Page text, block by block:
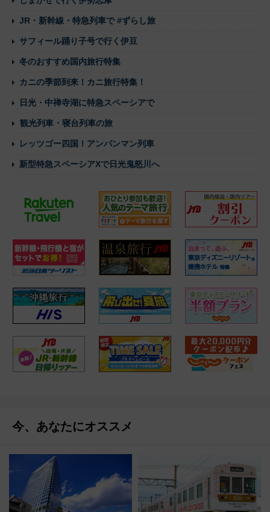
JR・新幹線・特急列車で #ずらし旅
サフィール踊り子号で行く伊豆
冬のおすすめ国内旅行特集
カニの季節到来！カニ旅行特集！
日光・中禅寺湖に特急スペーシアで
観光列車・寝台列車の旅
レッツゴー四国！アンパンマン列車
新型特急スペーシアXで日光鬼怒川へ
今、あなたにオススメ